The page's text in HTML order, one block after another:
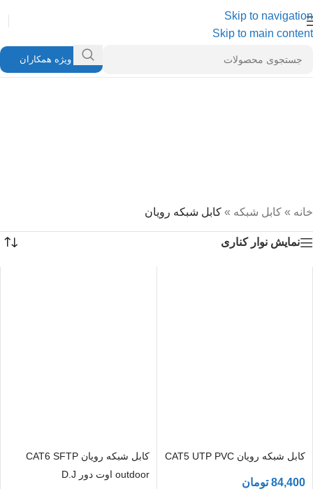
Skip to navigation
Skip to main content
ویژه همکاران
خانه » کابل شبکه » کابل شبکه رویان
نمایش نوار کناری
کابل شبکه رویان CAT5 UTP PVC
84,400 تومان
کابل شبکه رویان CAT6 SFTP
outdoor اوت دور D.J